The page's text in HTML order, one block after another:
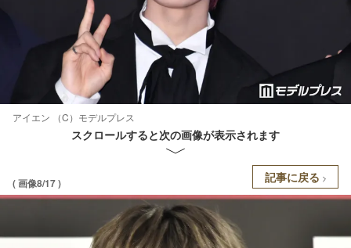
アイエン （C）モデルプレス
スクロールすると次の画像が表示されます
( 画像8/17 ) 記事に戻る